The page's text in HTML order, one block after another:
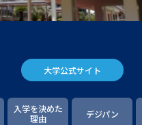
大学入学共通テスト利用選抜の
大学公式サイト
入学を決めた
理由
デジパン